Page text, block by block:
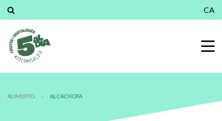
CA
ALIMENTO › ALCACHOFA